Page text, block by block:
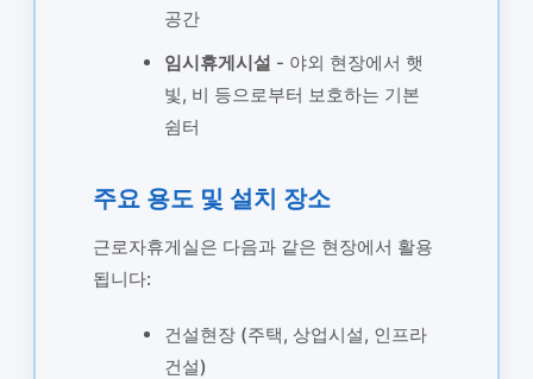
공간
임시휴게시설 - 야외 현장에서 햇
빛, 비 등으로부터 보호하는 기본
쉼터
주요 용도 및 설치 장소
근로자휴게실은 다음과 같은 현장에서 활용
됩니다:
건설현장 (주택, 상업시설, 인프라
건설)